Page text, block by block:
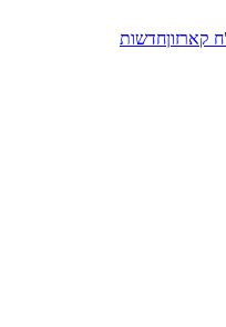
קארזוןחדשות